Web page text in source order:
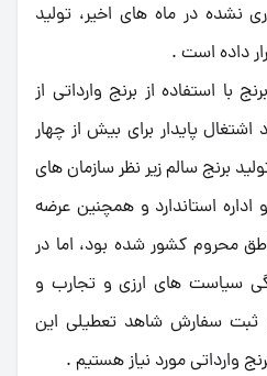
نشده در ماه های اخیر، تولید
داده است .
با استفاده از برنج وارداتی از
پایدار برای بیش از چهار
برنج سالم زیر نظر سازمان های
استاندارد و همچنین عرضه
محروم کشور شده بود، اما در
سیاست های ارزی و تجارب و
سفارش شاهد تعطیلی این
وارداتی مورد نیاز هستیم .